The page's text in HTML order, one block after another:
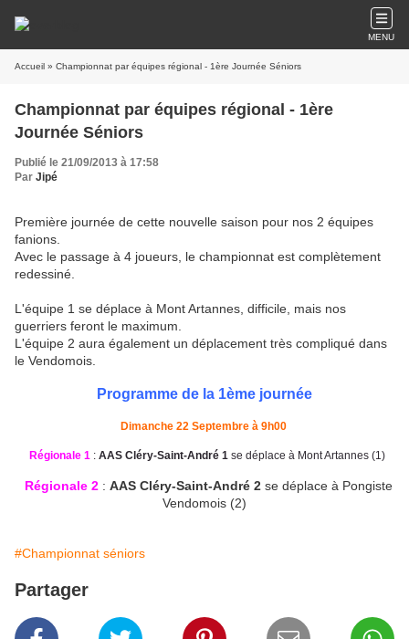
MENU
Accueil » Championnat par équipes régional - 1ère Journée Séniors
Championnat par équipes régional - 1ère
Journée Séniors
Publié le 21/09/2013 à 17:58
Par Jipé
Première journée de cette nouvelle saison pour nos 2 équipes
fanions.
Avec le passage à 4 joueurs, le championnat est complètement
redessiné.
L'équipe 1 se déplace à Mont Artannes, difficile, mais nos
guerriers feront le maximum.
L'équipe 2 aura également un déplacement très compliqué dans
le Vendomois.
Programme de la 1ème journée
Dimanche 22 Septembre à 9h00
Régionale 1 : AAS Cléry-Saint-André 1 se déplace à Mont Artannes (1)
Régionale 2: AAS Cléry-Saint-André 2se déplace à Pongiste
Vendomois (2)
#Championnat séniors
Partager